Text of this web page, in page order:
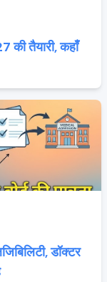
तैयारी, कहाँ
डॉक्टर